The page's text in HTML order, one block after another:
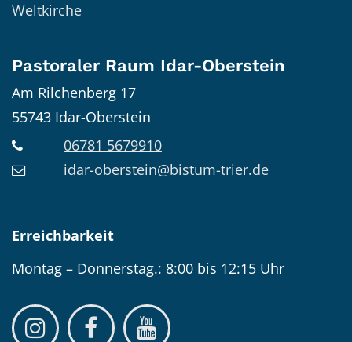
Weltkirche
Pastoraler Raum Idar-Oberstein
Am Rilchenberg 17
55743 Idar-Oberstein
06781 5679910
idar-oberstein@bistum-trier.de
Erreichbarkeit
Montag – Donnerstag.: 8:00 bis 12:15 Uhr